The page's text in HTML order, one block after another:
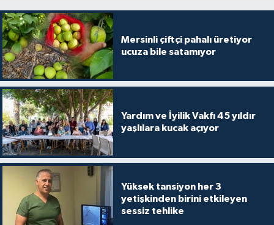
Mersinli çiftçi pahalı üretiyor
ucuza bile satamıyor
Yardım ve İyilik Vakfı 45 yıldır
yaşlılara kucak açıyor
Yüksek tansiyon her 3
yetişkinden birini etkileyen
sessiz tehlike